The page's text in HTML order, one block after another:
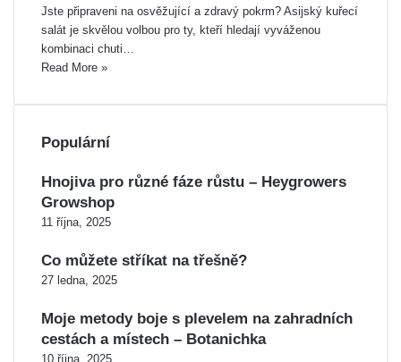
Jste připraveni na osvěžující a zdravý pokrm? Asijský kuřecí
salát je skvělou volbou pro ty, kteří hledají vyváženou
kombinaci chuti…
Read More »
Populární
Hnojiva pro různé fáze růstu – Heygrowers
Growshop
11 října, 2025
Co můžete stříkat na třešně?
27 ledna, 2025
Moje metody boje s plevelem na zahradních
cestách a místech – Botanichka
10 října, 2025